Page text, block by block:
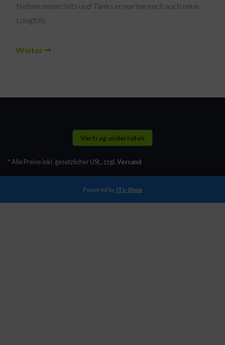
Neben neuen Sets und Tanks erwarten euch auch neue
Longfills
Weiter
Vertrag widerrufen
* Alle Preise inkl. gesetzlicher USt., zzgl.Versand
Powered by JTL-Shop